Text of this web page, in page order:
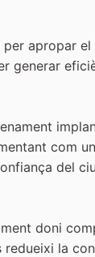
apropar
generar
com
del
doni
redueixi la